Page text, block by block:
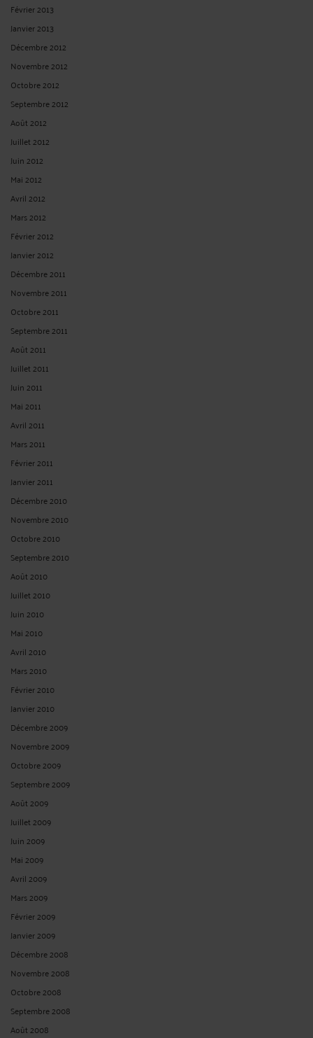
Février 2013
Janvier 2013
Décembre 2012
Novembre 2012
Octobre 2012
Septembre 2012
Août 2012
Juillet 2012
Juin 2012
Mai 2012
Avril 2012
Mars 2012
Février 2012
Janvier 2012
Décembre 2011
Novembre 2011
Octobre 2011
Septembre 2011
Août 2011
Juillet 2011
Juin 2011
Mai 2011
Avril 2011
Mars 2011
Février 2011
Janvier 2011
Décembre 2010
Novembre 2010
Octobre 2010
Septembre 2010
Août 2010
Juillet 2010
Juin 2010
Mai 2010
Avril 2010
Mars 2010
Février 2010
Janvier 2010
Décembre 2009
Novembre 2009
Octobre 2009
Septembre 2009
Août 2009
Juillet 2009
Juin 2009
Mai 2009
Avril 2009
Mars 2009
Février 2009
Janvier 2009
Décembre 2008
Novembre 2008
Octobre 2008
Septembre 2008
Août 2008